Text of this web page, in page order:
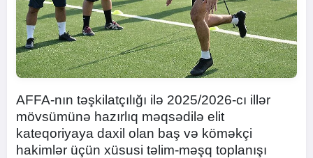
AFFA-nın təşkilatçılığı ilə 2025/2026-cı illər
mövsümünə hazırlıq məqsədilə elit
kateqoriyaya daxil olan baş və köməkçi
hakimlər üçün xüsusi təlim-məşq toplanışı